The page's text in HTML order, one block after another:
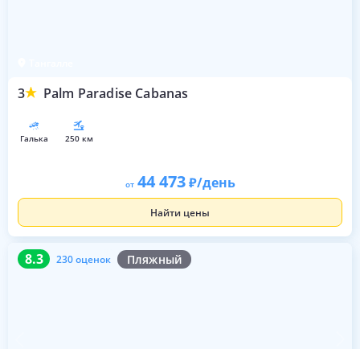
3 Palm Paradise Cabanas
галька 250 км
от 44 473 /день
Найти цены
8.3 230 оценок Пляжный
8.3 230 оценок